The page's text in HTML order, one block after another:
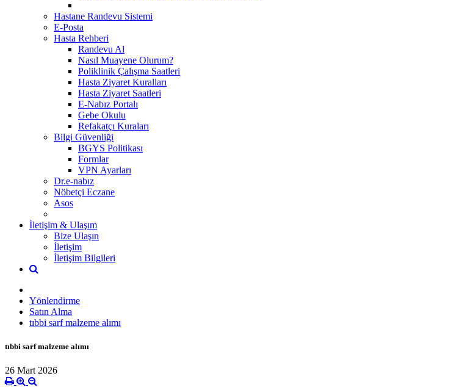
Hastane Randevu Sistemi
E-Posta
Hasta Rehberi
Randevu Al
Nasıl Muayene Olurum?
Poliklinik Çalışma Saatleri
Hasta Ziyaret Kuralları
Hasta Ziyaret Saatleri
E-Nabız Portalı
Gebe Okulu
Refakatçı Kuraları
Bilgi Güvenliği
BGYS Politikası
Formlar
VPN Ayarları
Dr.e-nabız
Nöbetçi Eczane
Asos
İletişim & Ulaşım
Bize Ulaşın
İletişim
İletişim Bilgileri
Yönlendirme
Satın Alma
tıbbi sarf malzeme alımı
tıbbi sarf malzeme alımı
26 Mart 2026